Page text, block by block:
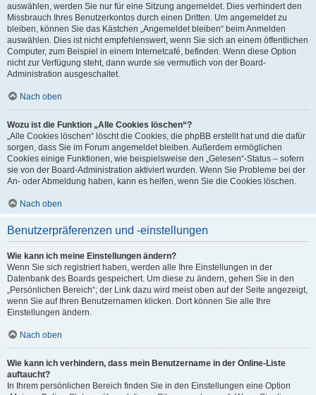
auswählen, werden Sie nur für eine Sitzung angemeldet. Dies verhindert den
Missbrauch Ihres Benutzerkontos durch einen Dritten. Um angemeldet zu
bleiben, können Sie das Kästchen „Angemeldet bleiben“ beim Anmelden
auswählen. Dies ist nicht empfehlenswert, wenn Sie sich an einem öffentlichen
Computer, zum Beispiel in einem Internetcafé, befinden. Wenn diese Option
nicht zur Verfügung steht, dann wurde sie vermutlich von der Board-
Administration ausgeschaltet.
Nach oben
Wozu ist die Funktion „Alle Cookies löschen“?
„Alle Cookies löschen“ löscht die Cookies, die phpBB erstellt hat und die dafür
sorgen, dass Sie im Forum angemeldet bleiben. Außerdem ermöglichen
Cookies einige Funktionen, wie beispielsweise den „Gelesen“-Status – sofern
sie von der Board-Administration aktiviert wurden. Wenn Sie Probleme bei der
An- oder Abmeldung haben, kann es helfen, wenn Sie die Cookies löschen.
Nach oben
Benutzerpräferenzen und -einstellungen
Wie kann ich meine Einstellungen ändern?
Wenn Sie sich registriert haben, werden alle Ihre Einstellungen in der
Datenbank des Boards gespeichert. Um diese zu ändern, gehen Sie in den
„Persönlichen Bereich“; der Link dazu wird meist oben auf der Seite angezeigt,
wenn Sie auf Ihren Benutzernamen klicken. Dort können Sie alle Ihre
Einstellungen ändern.
Nach oben
Wie kann ich verhindern, dass mein Benutzername in der Online-Liste
auftaucht?
In Ihrem persönlichen Bereich finden Sie in den Einstellungen eine Option